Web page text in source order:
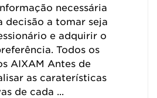
necessária
decisão a tomar seja
e adquirir o
Todos os
AIXAM Antes de
as caraterísticas
de cada ...